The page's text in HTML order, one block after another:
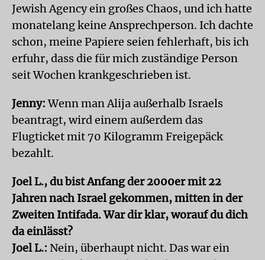
Jewish Agency ein großes Chaos, und ich hatte
monatelang keine Ansprechperson. Ich dachte
schon, meine Papiere seien fehlerhaft, bis ich
erfuhr, dass die für mich zuständige Person
seit Wochen krankgeschrieben ist.
Jenny:Wenn man Alija außerhalb Israels
beantragt, wird einem außerdem das
Flugticket mit 70 Kilogramm Freigepäck
bezahlt.
Joel L., du bist Anfang der 2000er mit 22
Jahren nach Israel gekommen, mitten in der
Zweiten Intifada. War dir klar, worauf du dich
da einlässt?
Joel L.: Nein, überhaupt nicht. Das war ein